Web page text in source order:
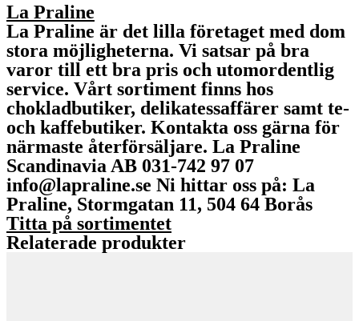
La Praline
La Praline är det lilla företaget med dom
stora möjligheterna. Vi satsar på bra
varor till ett bra pris och utomordentlig
service. Vårt sortiment finns hos
chokladbutiker, delikatessaffärer samt te-
och kaffebutiker. Kontakta oss gärna för
närmaste återförsäljare. La Praline
Scandinavia AB 031-742 97 07
info@lapraline.se Ni hittar oss på: La
Praline, Stormgatan 11, 504 64 Borås
Titta på sortimentet
Relaterade produkter